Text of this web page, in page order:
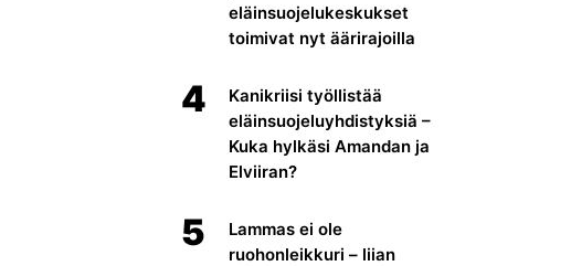
eläinsuojelukeskukset
toimivat nyt äärirajoilla
4
Kanikriisi työllistää
eläinsuojeluyhdistyksiä –
Kuka hylkäsi Amandan ja
Elviiran?
5
Lammas ei ole
ruohonleikkuri – liian